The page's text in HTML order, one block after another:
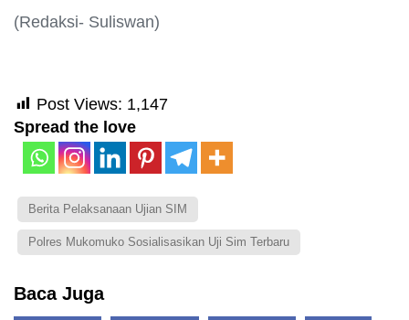
(Redaksi- Suliswan)
Post Views: 1,147
Spread the love
Berita Pelaksanaan Ujian SIM
Polres Mukomuko Sosialisasikan Uji Sim Terbaru
Baca Juga